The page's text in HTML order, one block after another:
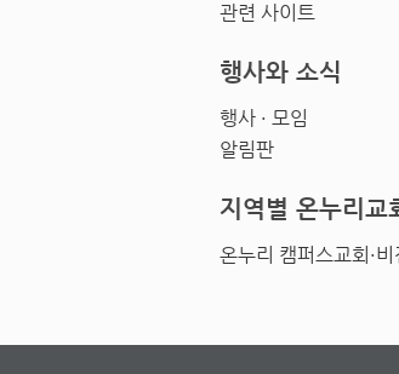
관련 사이트
행사와 소식
행사 · 모임
알림판
지역별 온누리교
온누리 캠퍼스교회·비